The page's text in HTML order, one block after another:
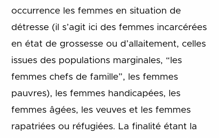
occurrence les femmes en situation de
détresse (il s’agit ici des femmes incarcérées
en état de grossesse ou d’allaitement, celles
issues des populations marginales, “les
femmes chefs de famille”, les femmes
pauvres), les femmes handicapées, les
femmes âgées, les veuves et les femmes
rapatriées ou réfugiées. La finalité étant la